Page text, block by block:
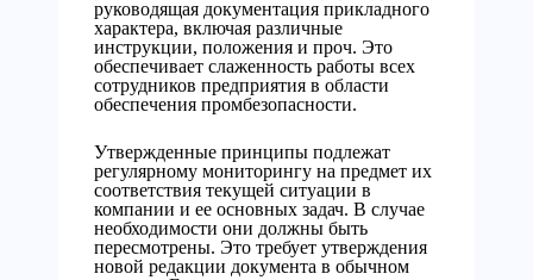
руководящая документация прикладного
характера, включая различные
инструкции, положения и проч. Это
обеспечивает слаженность работы всех
сотрудников предприятия в области
обеспечения промбезопасности.
Утвержденные принципы подлежат
регулярному мониторингу на предмет их
соответствия текущей ситуации в
компании и ее основных задач. В случае
необходимости они должны быть
пересмотрены. Это требует утверждения
новой редакции документа в обычном